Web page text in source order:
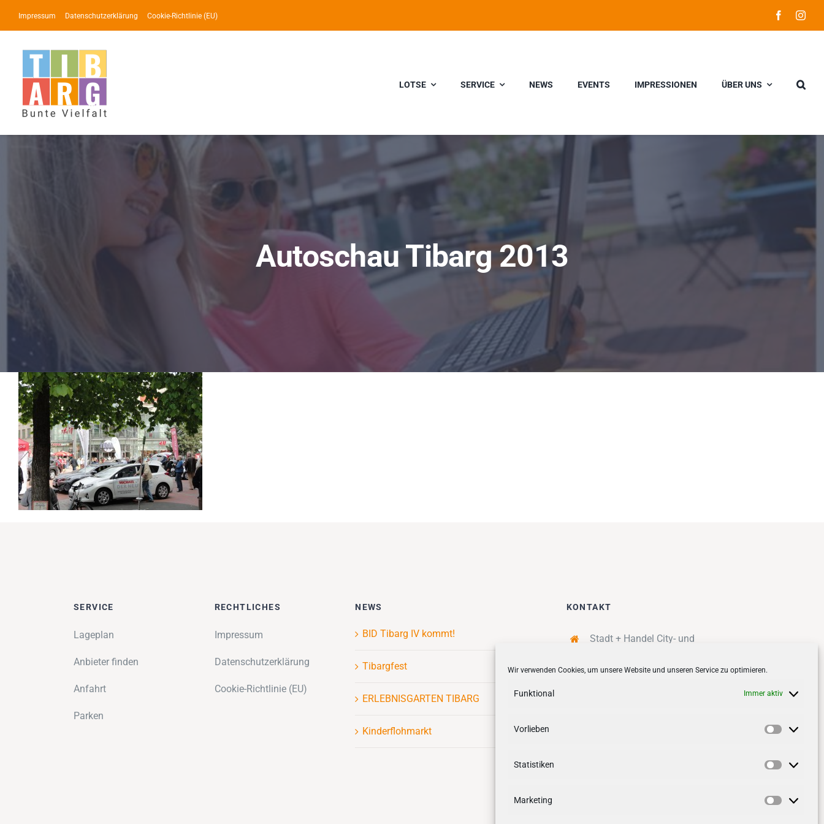
Wir verwenden Cookies, um unsere Website und unseren Service zu optimieren.
Funktional Immer aktiv
Vorlieben
Statistiken
Marketing
Inhalt
springen
Impressum Datenschutzerklärung Cookie-Richtlinie (EU)
LOTSE SERVICE NEWS EVENTS IMPRESSIONEN ÜBER UNS
Autoschau Tibarg 2013
SERVICE
Lageplan
Anbieter finden
Anfahrt
Parken
RECHTLICHES
Impressum
Datenschutzerklärung
Cookie-Richtlinie (EU)
NEWS
BID Tibarg IV kommt!
Tibargfest
ERLEBNISGARTEN TIBARG
Kinderflohmarkt
KONTAKT
Stadt + Handel City- und
Quartiersmanagement